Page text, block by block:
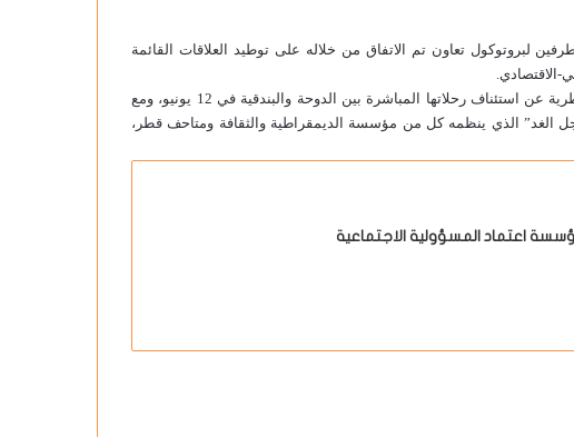
لبروتوكول تعاون تم الاتفاق من خلاله على توطيد العلاقات القائمة
الاقتصادي.
وتزامن توقيع هذه الاتفاقية مع إعلان الخطوط الجوية القطرية عن استئناف رحلاتها المباشرة بين الدوحة والبندقية في 12 يونيو، ومع
أجل الغد” الذي ينظمه كل من مؤسسة الديمقراطية والثقافة ومتاحف قطر،
اعتماد المسؤولية الاجتماعية